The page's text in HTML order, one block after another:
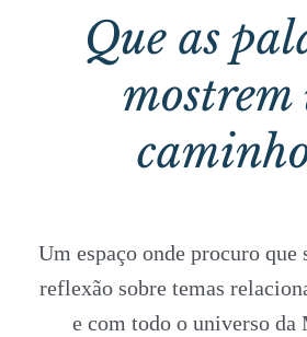
Que as
mostrem
Um espaço onde procuro que
reflexão sobre temas
e com todo o universo da